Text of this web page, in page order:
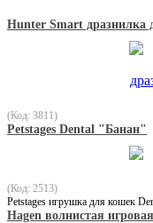
Hunter Smart
(Код: 3811)
Petstages Dental "Банан"
(Код: 2513)
Petstages игрушка для кошек
Hagen волнистая